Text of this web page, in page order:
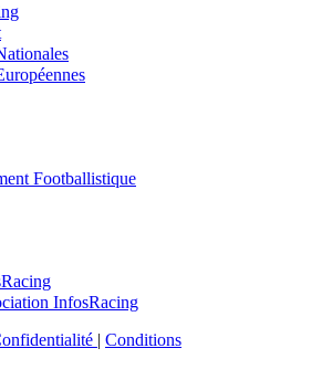
Footballistique
InfosRacing
| Conditions